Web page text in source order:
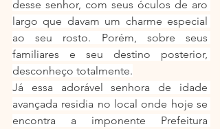
desse senhor, com seus óculos de aro
largo que davam um charme especial
ao seu rosto. Porém, sobre seus
familiares e seu destino posterior,
desconheço totalmente.
Já essa adorável senhora de idade
avançada residia no local onde hoje se
encontra a imponente Prefeitura